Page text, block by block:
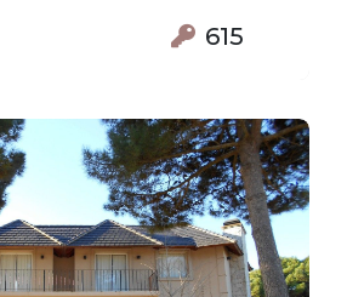
615